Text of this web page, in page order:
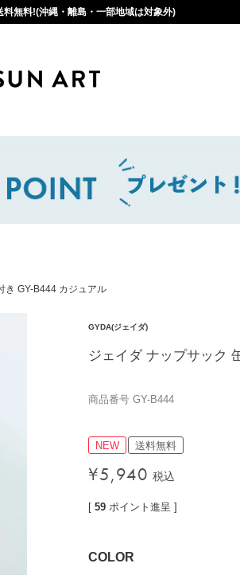
料無料!(沖縄・離島・一部地域は対象外)
き GY-B444 カジュアル
GYDA(ジェイダ)
ジェイダ ナップサック
商品番号 GY-B444
NEW 送料無料
¥5,940 税込
[ 59 ポイント進呈 ]
COLOR